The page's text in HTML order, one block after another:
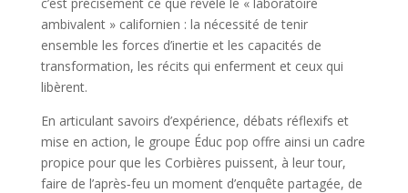
ambivalent » californien : la nécessité de tenir
ensemble les forces d’inertie et les capacités de
transformation, les récits qui enferment et ceux qui
libèrent.
En articulant savoirs d’expérience, débats réflexifs et
mise en action, le groupe Éduc pop offre ainsi un cadre
propice pour que les Corbières puissent, à leur tour,
faire de l’après‑feu un moment d’enquête partagée, de